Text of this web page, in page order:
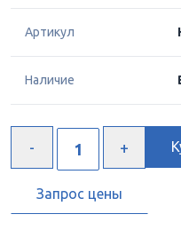
Артикул
Наличие
Запрос цены